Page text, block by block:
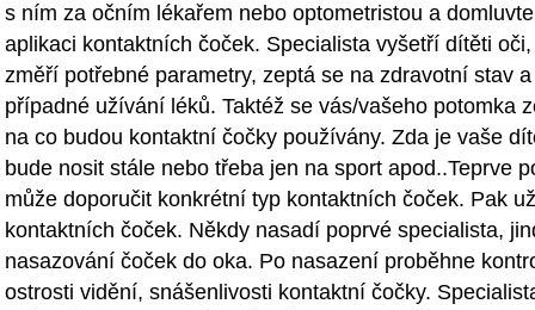
s ním za očním lékařem nebo optometristou a
aplikaci kontaktních čoček. Specialista vyšetří dítěti oči,
změří potřebné parametry, zeptá se na zdravotní stav a
případné užívání léků. Taktéž se vás/vašeho potomka
na co budou kontaktní čočky používány. Zda je vaše
bude nosit stále nebo třeba jen na sport apod..Teprve
může doporučit konkrétní typ kontaktních čoček. Pak
kontaktních čoček. Někdy nasadí poprvé specialista,
nasazování čoček do oka. Po nasazení proběhne
ostrosti vidění, snášenlivosti kontaktní čočky.